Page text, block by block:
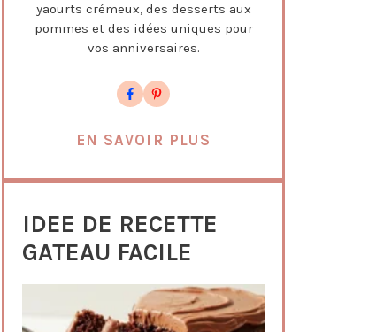
yaourts crémeux, des desserts aux
pommes et des idées uniques pour
vos anniversaires.
EN SAVOIR PLUS
IDEE DE RECETTE
GATEAU FACILE